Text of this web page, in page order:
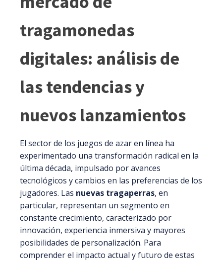
tragamonedas
digitales: análisis de
las tendencias y
nuevos lanzamientos
El sector de los juegos de azar en línea ha
experimentado una transformación radical en la
última década, impulsado por avances
tecnológicos y cambios en las preferencias de los
jugadores. Las nuevas tragaperras, en
particular, representan un segmento en
constante crecimiento, caracterizado por
innovación, experiencia inmersiva y mayores
posibilidades de personalización. Para
comprender el impacto actual y futuro de estas